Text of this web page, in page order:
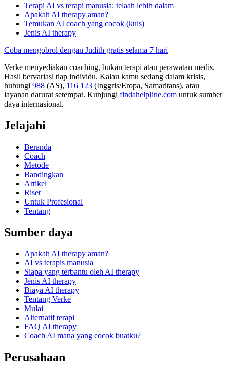
Terapi AI vs terapi manusia: telaah lebih dalam
Apakah AI therapy aman?
Temukan AI coach yang cocok (kuis)
Jenis AI therapy
Coba mengobrol dengan Judith gratis selama 7 hari
Verke menyediakan coaching, bukan terapi atau perawatan medis.
Hasil bervariasi tiap individu. Kalau kamu sedang dalam krisis,
hubungi 988 (AS), 116 123 (Inggris/Eropa, Samaritans), atau
layanan darurat setempat. Kunjungi findahelpline.com untuk sumber
daya internasional.
Jelajahi
Beranda
Coach
Metode
Bandingkan
Artikel
Riset
Untuk Profesional
Tentang
Sumber daya
Apakah AI therapy aman?
AI vs terapis manusia
Siapa yang terbantu oleh AI therapy
Jenis AI therapy
Biaya AI therapy
Tentang Verke
Mulai
Alternatif terapi
FAQ AI therapy
Coach AI mana yang cocok buatku?
Perusahaan